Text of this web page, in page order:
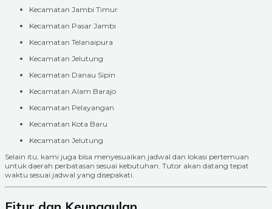
Kecamatan Jambi Timur
Kecamatan Pasar Jambi
Kecamatan Telanaipura
Kecamatan Jelutung
Kecamatan Danau Sipin
Kecamatan Alam Barajo
Kecamatan Pelayangan
Kecamatan Kota Baru
Kecamatan Jelutung
Selain itu, kami juga bisa menyesuaikan jadwal dan lokasi pertemuan
untuk daerah perbatasan sesuai kebutuhan. Tutor akan datang tepat
waktu sesuai jadwal yang disepakati.